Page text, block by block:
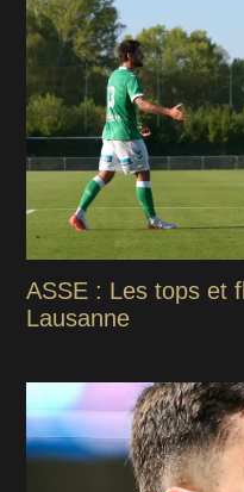
ASSE : Les tops et
Lausanne